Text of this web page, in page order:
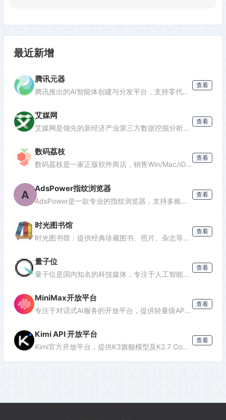
最近新增
腾讯元器
腾讯推出的AI智能体创建与分发平台，支持零代码开发专属AI聊天机器人，深度集成腾讯生态能力，可分发至微信等渠道。
查看
艾媒网
艾媒网是领先的新经济产业第三方数据挖掘分析机构，提供行业报告、消费洞察和商业趋势数据，覆盖AI、电商、汽车等多个领域。
查看
数码荔枝
数码荔枝是一家正版软件商店，销售Win/Mac/iOS/Android平台的影音、办公、设计等软件，并提供使用教程和会员优惠。
查看
A AdsPower指纹浏览器
AdsPower是一款专业的指纹浏览器，支持多账号防关联管理，适用于跨境电商、广告投放、社媒营销等场景，提供独立浏览器环境，降低封号风险。
查看
时光图书馆
时光图书馆：提供经典珍藏图书、照片、杂志等文化资源的数字平台。
查看
量子位
量子位是国内知名的科技媒体，专注于人工智能领域，提供最新AI资讯、行业分析和深度报道，是了解AI发展的重要窗口。
查看
MiniMax开放平台
专注于对话式AI服务的开放平台，提供轻量级API接口，支持多轮对话、文本生成等功能，适合需要快速集成对话能力的开发者。
查看
Kimi API 开放平台
Kimi官方开放平台，提供K3旗舰模型及K2.7 Code编程模型API，支持1M token上下文、联网搜索及代码执行，助力开发者高效构建智能应用。
查看